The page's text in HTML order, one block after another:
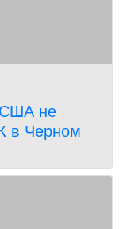
США не
в Черном